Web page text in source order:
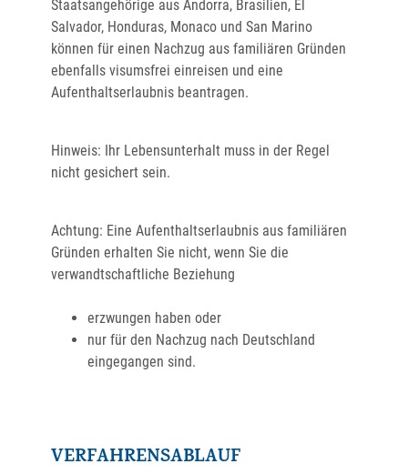
Staatsangehörige aus Andorra, Brasilien, El
Salvador, Honduras, Monaco und San Marino
können für einen Nachzug aus familiären Gründen
ebenfalls visumsfrei einreisen und eine
Aufenthaltserlaubnis beantragen.
Hinweis: Ihr Lebensunterhalt muss in der Regel
nicht gesichert sein.
Achtung: Eine Aufenthaltserlaubnis aus familiären
Gründen erhalten Sie nicht, wenn Sie die
verwandtschaftliche Beziehung
erzwungen haben oder
nur für den Nachzug nach Deutschland
eingegangen sind.
VERFAHRENSABLAUF